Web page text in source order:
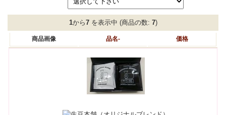
1から7を表示中 (商品の数: 7)
商品画像 品名- 価格